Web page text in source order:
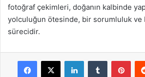
fotoğraf çekimleri, doğanın kalbinde
yolculuğun ötesinde, bir sorumluluk ve
sürecidir.
Facebook
X LinkedInTumblr